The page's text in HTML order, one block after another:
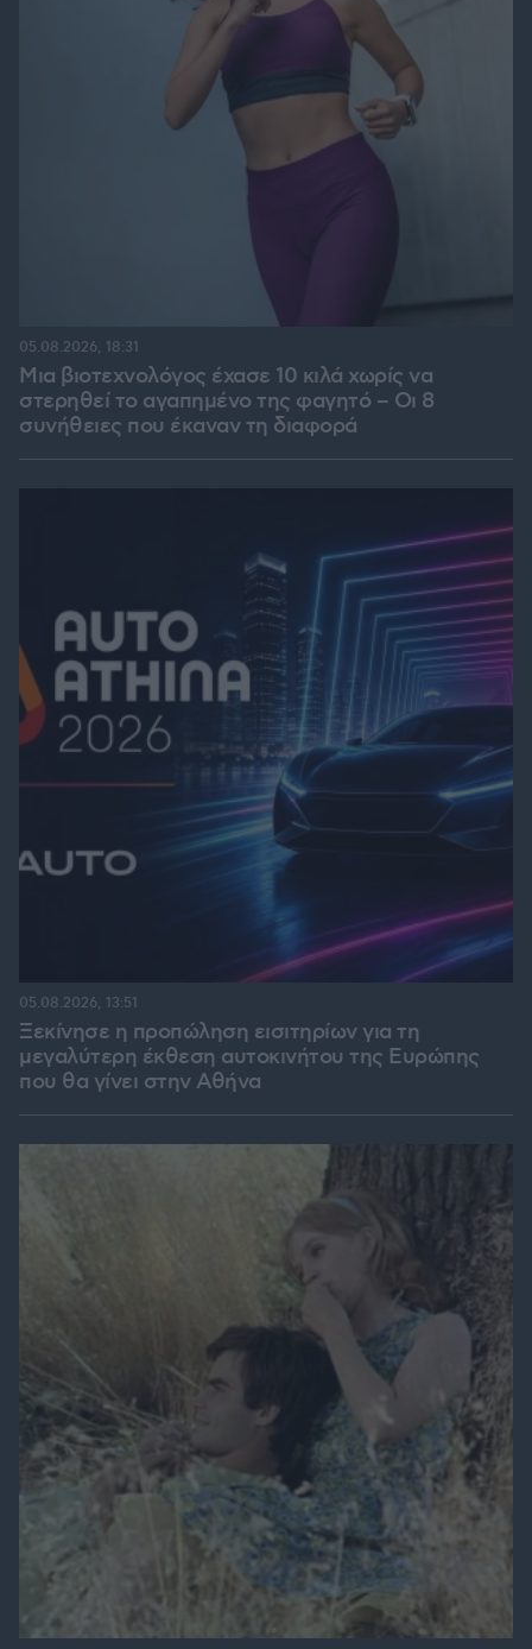
Μια βιοτεχνολόγος έχασε 10 κιλά χωρίς να
στερηθεί το αγαπημένο της φαγητό – Οι 8
συνήθειες που έκαναν τη διαφορά
05.08.2026, 18:31
Ξεκίνησε η προπώληση εισιτηρίων για τη
μεγαλύτερη έκθεση αυτοκινήτου της Ευρώπης
που θα γίνει στην Αθήνα
05.08.2026, 13:51